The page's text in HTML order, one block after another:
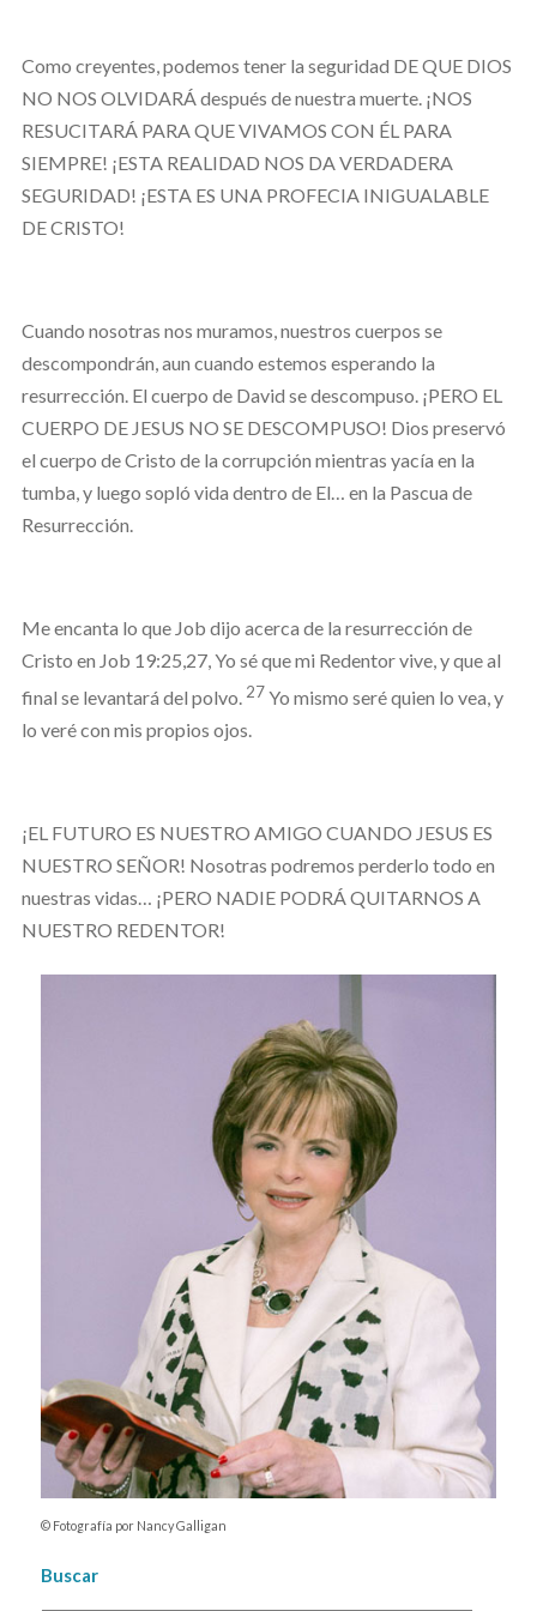
Como creyentes, podemos tener la seguridad DE QUE DIOS
NO NOS OLVIDARÁ después de nuestra muerte. ¡NOS
RESUCITARÁ PARA QUE VIVAMOS CON ÉL PARA
SIEMPRE! ¡ESTA REALIDAD NOS DA VERDADERA
SEGURIDAD! ¡ESTA ES UNA PROFECIA INIGUALABLE
DE CRISTO!
Cuando nosotras nos muramos, nuestros cuerpos se
descompondrán, aun cuando estemos esperando la
resurrección. El cuerpo de David se descompuso. ¡PERO EL
CUERPO DE JESUS NO SE DESCOMPUSO! Dios preservó
el cuerpo de Cristo de la corrupción mientras yacía en la
tumba, y luego sopló vida dentro de El… en la Pascua de
Resurrección.
Me encanta lo que Job dijo acerca de la resurrección de
Cristo en Job 19:25,27, Yo sé que mi Redentor vive, y que al
final se levantará del polvo. 27Yo mismo seré quien lo vea, y
lo veré con mis propios ojos.
¡EL FUTURO ES NUESTRO AMIGO CUANDO JESUS ES
NUESTRO SEÑOR! Nosotras podremos perderlo todo en
nuestras vidas… ¡PERO NADIE PODRÁ QUITARNOS A
NUESTRO REDENTOR!
© Fotografía por Nancy Galligan
Buscar